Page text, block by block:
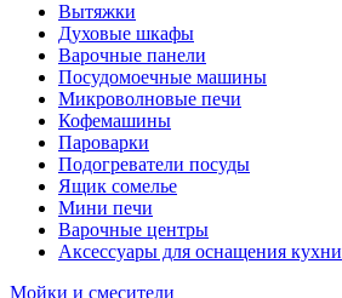
Вытяжки
Духовые шкафы
Варочные панели
Посудомоечные машины
Микроволновые печи
Кофемашины
Пароварки
Подогреватели посуды
Ящик сомелье
Мини печи
Варочные центры
Аксессуары для оснащения кухни
Мойки и смесители